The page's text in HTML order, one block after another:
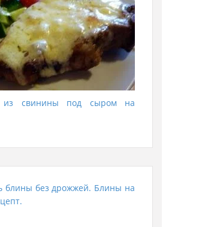
из свинины под сыром на
блины без дрожжей. Блины на